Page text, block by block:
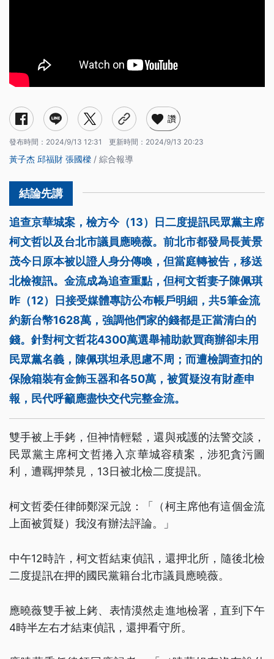
讚
發布時間： 2024/9/13 12:31 更新時間： 2024/9/13 20:23
黃子杰 邱福財 張國樑 / 綜合報導
追查京華城案，檢方今（13）日二度提訊民眾黨主席
柯文哲以及台北市議員應曉薇。前北市都發局長黃景
茂今日原本被以證人身分傳喚，但當庭轉被告，移送
北檢複訊。金流成為追查重點，但柯文哲妻子陳佩琪
昨（12）日接受媒體專訪公布帳戶明細，共5筆金流
約新台幣1628萬，強調他們家的錢都是正當清白的
錢。針對柯文哲花4300萬選舉補助款買商辦卻未用
民眾黨名義，陳佩琪坦承思慮不周；而遭檢調查扣的
保險箱裝有金飾玉器和各50萬，被質疑沒有財產申
報，民代呼籲應盡快交代完整金流。
雙手被上手銬，但神情輕鬆，還與戒護的法警交談，
民眾黨主席柯文哲捲入京華城容積案，涉犯貪污圖
利，遭羈押禁見，13日被北檢二度提訊。
柯文哲委任律師鄭深元說：「（柯主席他有這個金流
上面被質疑）我沒有辦法評論。」
中午12時許，柯文哲結束偵訊，還押北所，隨後北檢
二度提訊在押的國民黨籍台北市議員應曉薇。
應曉薇雙手被上銬、表情漠然走進地檢署，直到下午
4時半左右才結束偵訊，還押看守所。